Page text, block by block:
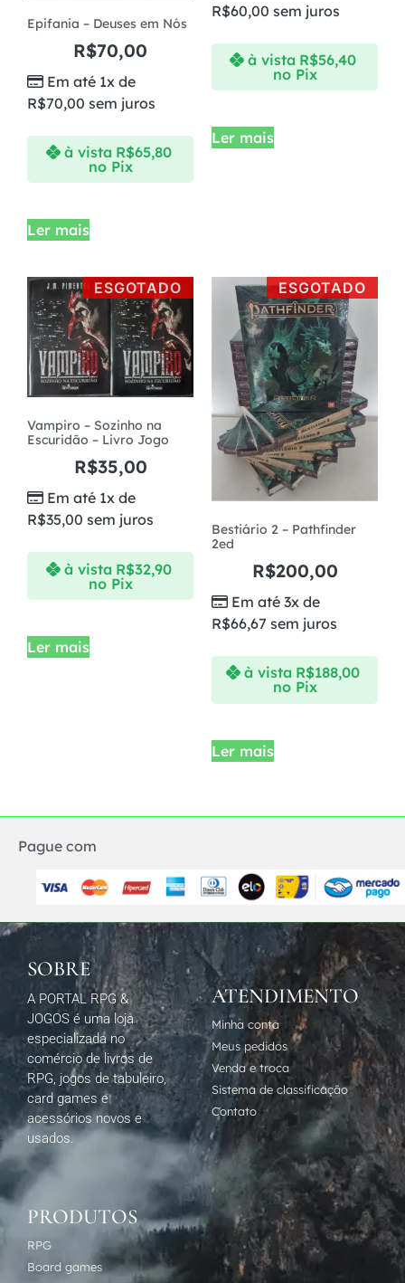
Epifania – Deuses em Nós
R$70,00
Em até 1x de
R$70,00 sem juros
à vista R$65,80
no Pix
Ler mais
R$60,00 sem juros
à vista R$56,40
no Pix
Ler mais
ESGOTADO
Vampiro – Sozinho na
Escuridão – Livro Jogo
R$35,00
Em até 1x de
R$35,00 sem juros
à vista R$32,90
no Pix
Ler mais
ESGOTADO
Bestiário 2 – Pathfinder
2ed
R$200,00
Em até 3x de
R$66,67 sem juros
à vista R$188,00
no Pix
Ler mais
Pague com
SOBRE
A PORTAL RPG &
JOGOS é uma loja
especializada no
comércio de livros de
RPG, jogos de tabuleiro,
card games e
acessórios novos e
usados.
ATENDIMENTO
Minha conta
Meus pedidos
Venda e troca
Sistema de classificação
Contato
PRODUTOS
RPG
Board games